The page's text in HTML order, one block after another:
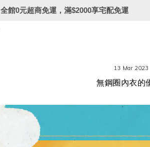
13 Mar 2023
無鋼圈內衣的
全館0元超商免運，滿$2000享宅配免運